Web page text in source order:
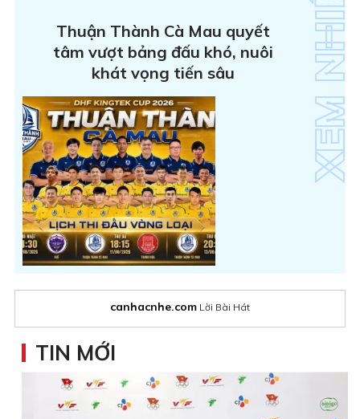
Thuận Thành Cà Mau quyết
tâm vượt bảng đấu khó, nuôi
khát vọng tiến sâu
canhacnhe.com Lời Bài Hát
TIN MỚI